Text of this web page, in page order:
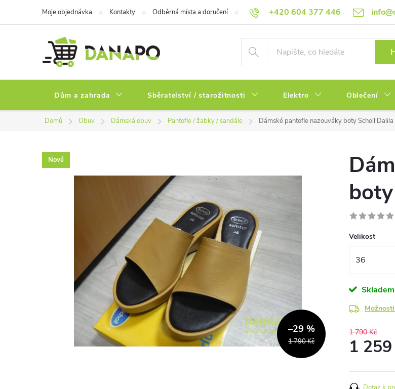
+420 604 377 446
Moje objednávka Kontakty Odběrná místa a doručení Hodnocení obchodu Obchodní podmínky
Dům a zahrada Sběratelství / starožitnosti Elektro Oblečení
Domů Obuv Dámská obuv Pantofle / žabky / sandále Dámské pantofle nazouváky boty Scholl
Nové
1 790 Kč
–29 %
Velikost
Skladem
1 790 Kč
1
cena: